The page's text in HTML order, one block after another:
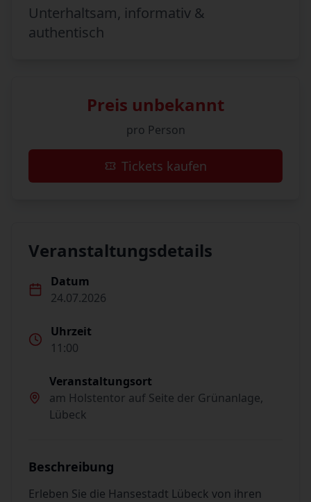
Unterhaltsam, informativ &
authentisch
Preis unbekannt
pro Person
Tickets kaufen
Veranstaltungsdetails
Datum
24.07.2026
Uhrzeit
11:00
Veranstaltungsort
am Holstentor auf Seite der Grünanlage,
Lübeck
Beschreibung
Erleben Sie die Hansestadt Lübeck von ihren